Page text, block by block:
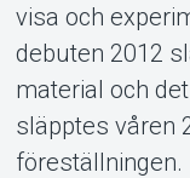
visa och
debuten 2012
material och
släpptes våren
föreställningen.